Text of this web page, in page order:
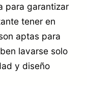
para garantizar
tener en
aptas para
lavarse solo
y diseño